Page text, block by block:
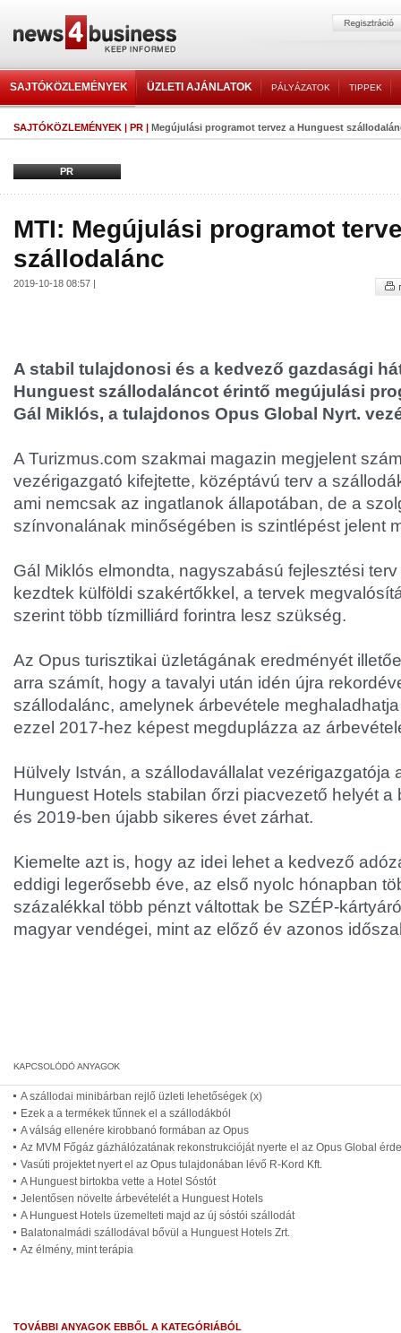
SAJTÓKÖZLEMÉNYEK ÜZLETI AJÁNLATOK PÁLYÁZATOK TIPPEK
SAJTÓKÖZLEMÉNYEK | PR | Megújulási programot tervez a Hunguest
PR
MTI: Megújulási programot
szállodalánc
2019-10-18 08:57 |
A stabil tulajdonosi és a kedvező gazdasági
Hunguest szállodaláncot érintő megújulási
Gál Miklós, a tulajdonos Opus Global Nyrt.
A Turizmus.com szakmai magazin megjelent
vezérigazgató kifejtette, középtávú terv a
ami nemcsak az ingatlanok állapotában, de a
színvonalának minőségében is szintlépést jelent
Gál Miklós elmondta, nagyszabású fejlesztési
kezdtek külföldi szakértőkkel, a tervek
szerint több tízmilliárd forintra lesz szükség.
Az Opus turisztikai üzletágának eredményét
arra számít, hogy a tavalyi után idén újra
szállodalánc, amelynek árbevétele
ezzel 2017-hez képest megduplázza az
Hülvely István, a szállodavállalat vezérigazgatója
Hunguest Hotels stabilan őrzi piacvezető helyét a
és 2019-ben újabb sikeres évet zárhat.
Kiemelte azt is, hogy az idei lehet a kedvező
eddigi legerősebb éve, az első nyolc hónapban
százalékkal több pénzt váltottak be SZÉP-
magyar vendégei, mint az előző év azonos
A szállodai minibárban rejlő üzleti lehetőségek (x)
Ezek a a termékek tűnnek el a szállodákból
A válság ellenére kirobbanó formában az Opus
Az MVM Főgáz gázhálózatának rekonstrukcióját nyerte el az Opus Global
Vasúti projektet nyert el az Opus tulajdonában lévő R-Kord Kft.
A Hunguest birtokba vette a Hotel Sóstót
Jelentősen növelte árbevételét a Hunguest Hotels
A Hunguest Hotels üzemelteti majd az új sóstói szállodát
Balatonalmádi szállodával bővül a Hunguest Hotels Zrt.
Az élmény, mint terápia
TOVÁBBI ANYAGOK EBBŐL A KATEGÓRIÁBÓL